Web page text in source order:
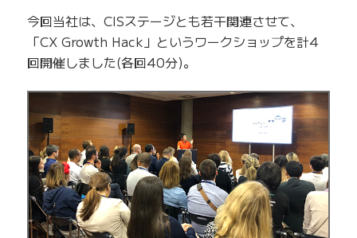
今回当社は、CISステージとも若干関連させて、
「CX Growth Hack」というワークショップを計4
回開催しました(各回40分)。